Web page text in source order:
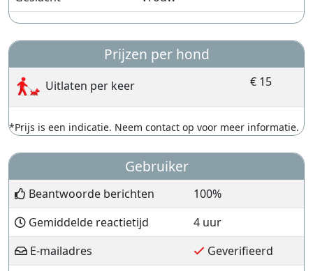
Prijzen per hond
Uitlaten per keer € 15
*Prijs is een indicatie. Neem contact op voor meer informatie.
Gebruiker
Beantwoorde berichten
100%
Gemiddelde reactietijd
4 uur
E-mailadres
Geverifieerd